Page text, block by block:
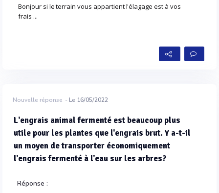
Bonjour si le terrain vous appartient l'élagage est à vos
frais ...
Nouvelle réponse - Le 16/05/2022
L'engrais animal fermenté est beaucoup plus
utile pour les plantes que l'engrais brut. Y a-t-il
un moyen de transporter économiquement
l'engrais fermenté à l'eau sur les arbres?
Réponse :